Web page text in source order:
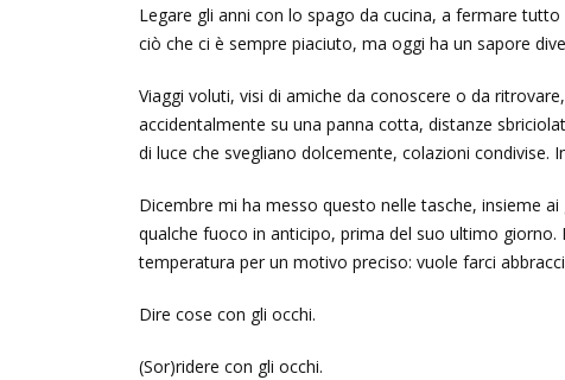
Legare gli anni con lo spago da cucina, a fermare
ciò che ci è sempre piaciuto, ma oggi ha un sapore
Viaggi voluti, visi di amiche da conoscere o da
accidentalmente su una panna cotta, distanze
di luce che svegliano dolcemente, colazioni condivise.
Dicembre mi ha messo questo nelle tasche, insieme
qualche fuoco in anticipo, prima del suo ultimo giorno.
temperatura per un motivo preciso: vuole farci
Dire cose con gli occhi.
(Sor)ridere con gli occhi.